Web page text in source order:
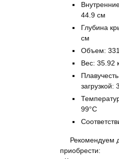
44.9 см
Глубина
см
Объем:
Вес: 35.92
загрузкой:
99°C
Рекомендуем
приобрести: